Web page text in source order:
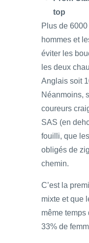
top
Plus de
hommes et
éviter les
les deux
Anglais soit
Néanmoins,
coureurs
SAS (en
fouilli, que
obligés de
chemin.
C’est la
mixte et que
même temps
33% de